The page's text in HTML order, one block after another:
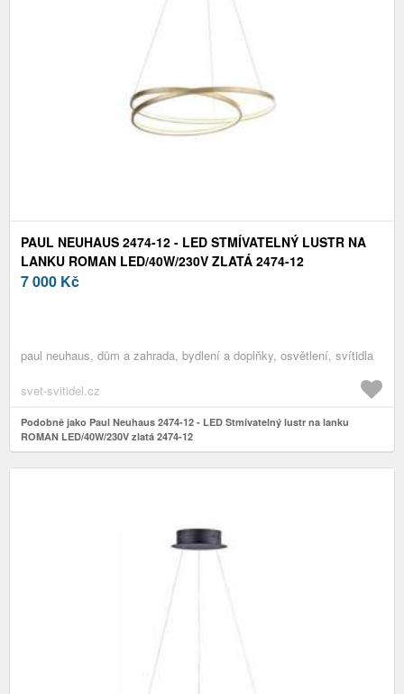
PAUL NEUHAUS 2474-12 - LED STMÍVATELNÝ LUSTR NA
LANKU ROMAN LED/40W/230V ZLATÁ 2474-12
7 000 Kč
paul neuhaus, dům a zahrada, bydlení a doplňky, osvětlení, svítidla
svet-svitidel.cz
Podobně jako Paul Neuhaus 2474-12 - LED Stmívatelný lustr na lanku
ROMAN LED/40W/230V zlatá 2474-12